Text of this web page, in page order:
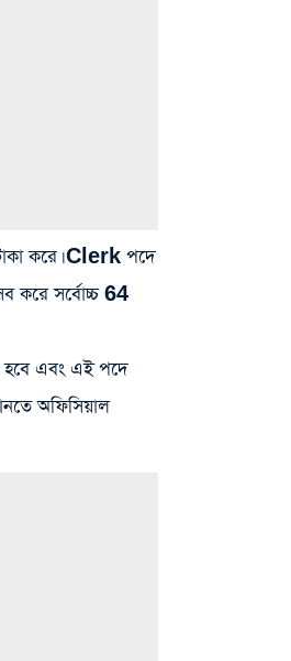
করে। Clerk পদে
করে সর্বোচ্চ 64
হবে এবং এই পদে
অফিসিয়াল